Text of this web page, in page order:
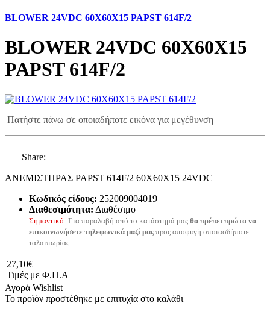
BLOWER 24VDC 60Χ60Χ15 PAPST 614F/2
BLOWER 24VDC 60Χ60Χ15
PAPST 614F/2
Πατήστε πάνω σε οποιαδήποτε εικόνα για μεγέθυνση
Share:
ΑΝΕΜΙΣΤΗΡΑΣ PAPST 614F/2 60Χ60Χ15 24VDC
Κωδικός είδους: 252009004019
Διαθεσιμότητα: Διαθέσιμο
Σημαντικό: Για παραλαβή από το κατάστημά μας θα πρέπει πρώτα να
επικοινωνήσετε τηλεφωνικά μαζί μαςπρος αποφυγή οποιασδήποτε
ταλαιπωρίας.
27,10€
Τιμές με Φ.Π.Α
Αγορά Wishlist
Το προϊόν προστέθηκε με επιτυχία στο καλάθι